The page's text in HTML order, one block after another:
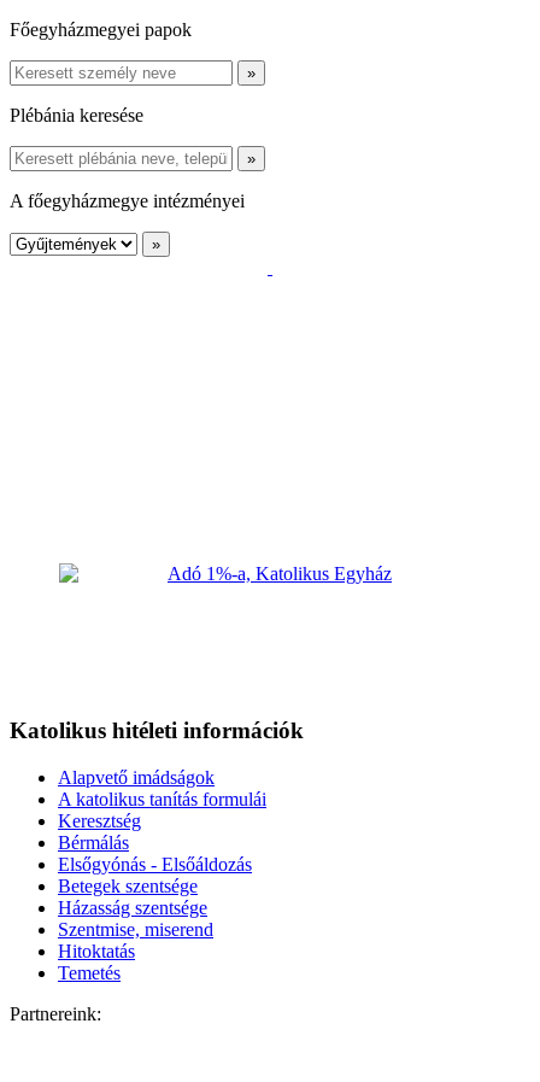
Főegyházmegyei papok
Plébánia keresése
A főegyházmegye intézményei
Katolikus hitéleti információk
Alapvető imádságok
A katolikus tanítás formulái
Keresztség
Bérmálás
Elsőgyónás - Elsőáldozás
Betegek szentsége
Házasság szentsége
Szentmise, miserend
Hitoktatás
Temetés
Partnereink: